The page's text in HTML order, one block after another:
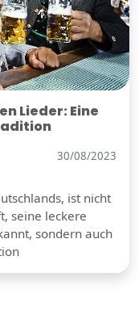
Lieder: Eine
30/08/2023
ist nicht
seine leckere
sondern auch